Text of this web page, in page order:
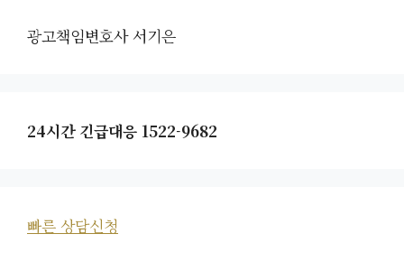
광고책임변호사 서기은
24시간 긴급대응 1522-9682
빠른 상담신청